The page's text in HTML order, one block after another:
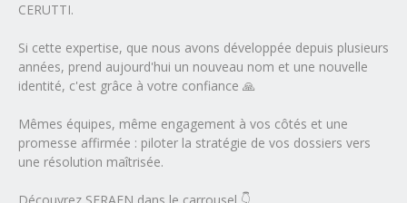
CERUTTI.
Si cette expertise, que nous avons développée depuis plusieurs
années, prend aujourd'hui un nouveau nom et une nouvelle
identité, c'est grâce à votre confiance 🙏
Mêmes équipes, même engagement à vos côtés et une
promesse affirmée : piloter la stratégie de vos dossiers vers
une résolution maîtrisée.